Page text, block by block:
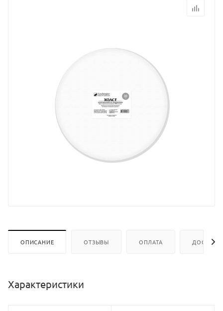
ОПИСАНИЕ ОТЗЫВЫ ОПЛАТА
Характеристики